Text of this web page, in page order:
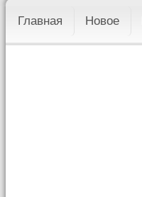
Главная Новое